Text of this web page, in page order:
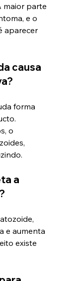
maior parte
e o
aparecer
causa
forma
o
a
e aumenta
existe